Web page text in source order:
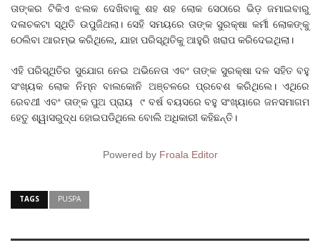
ତାଙ୍କର ଟିକିଏ ଝଲକ ଦେଖିବାକୁ ଶହ ଶହ ଲୋକ ସେଠାରେ ଭିଡ଼ ଜମାଇବାରୁ
ଦଳାଚକଟା ସ୍ଥିତି ଉପୁଜିଥଲା। ସେହି ସମୟରେ ତାଙ୍କ ସୁରକ୍ଷା କର୍ମୀ ଲୋକଙ୍କୁ
ଠେଲିବା ଆରମ୍ଭ କରିଥିଲେ, ଯାହା ପରିସ୍ଥିତିକୁ ଆହୁରି ଖରାପ କରିଦେଇଥିଲା।
ଏହି ପରିସ୍ଥିତିର ସୁଯୋଗ ନେଇ ଅଭିନେତା ଏବଂ ତାଙ୍କ ସୁରକ୍ଷା ଦଳ ସହିତ ବହୁ
ସଂଖ୍ୟକ ଲୋକ ନିମ୍ନ ବାଲକୋନି ଅଞ୍ଚଳରେ ପ୍ରବେଶ କରିଥିଲେ। ଏଥିରେ
ରେବଥୀ ଏବଂ ତାଙ୍କ ପୁଅ ପ୍ରାୟ ୯ ବର୍ଷ ବୟସରେ ବହୁ ସଂଖ୍ୟାରେ ଜନସମାଗମ
ହେତୁ ଶ୍ୱାସରୁଦ୍ଧ ହୋଇପଡିଥିଲେ ବୋଲି ଅଧିକାରୀ କହିଛନ୍ତି।
Powered by Froala Editor
TAGS PUSPA